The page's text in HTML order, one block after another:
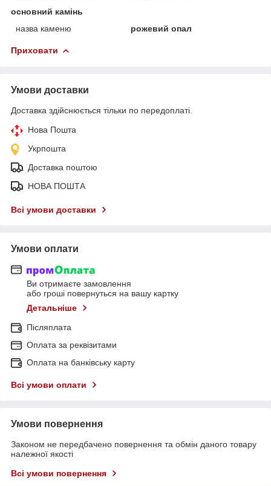
основний камінь
назва каменю
рожевий опал
Приховати
Умови доставки
Доставка здійснюється тільки по передоплаті.
Нова Пошта
Укрпошта
Доставка поштою
НОВА ПОШТА
Всі умови доставки
Умови оплати
Ви отримаєте замовлення
або гроші повернуться на вашу картку
Детальніше
Післяплата
Оплата за реквізитами
Оплата на банківську карту
Всі умови оплати
Умови повернення
Законом не передбачено повернення та обмін даного товару
належної якості
Всі умови повернення